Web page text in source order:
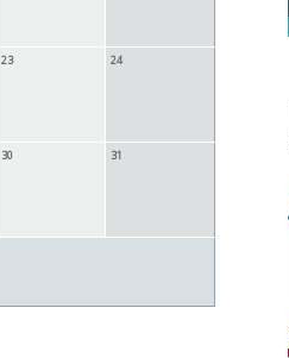
23 24
30 31